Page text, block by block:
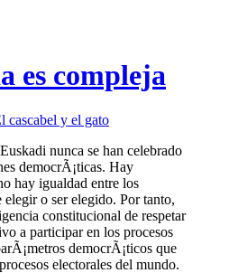
es compleja
cascabel y el gato
nunca se han celebrado
democrÃ¡ticas. Hay
hay igualdad entre los
elegir o ser elegido. Por tanto,
constitucional de respetar
a participar en los procesos
democrÃ¡ticos que
electorales del mundo.